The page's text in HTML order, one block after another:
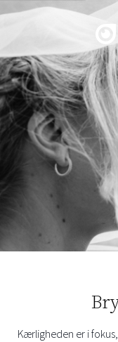
Kærligheden er i